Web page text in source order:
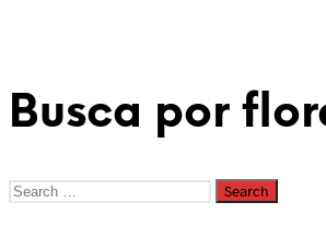
Busca por
Search